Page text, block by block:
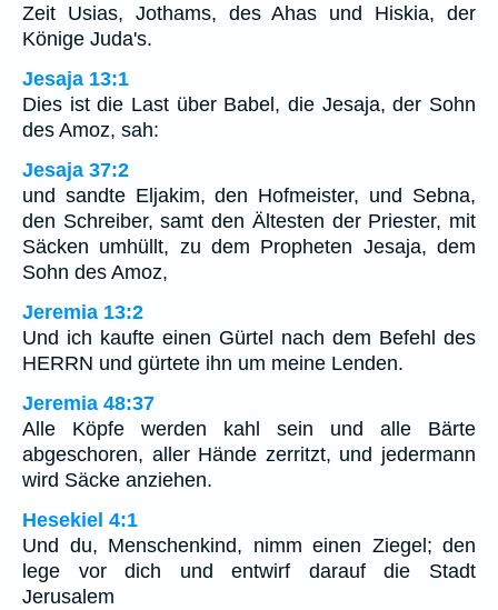
Zeit Usias, Jothams, des Ahas und Hiskia, der
Könige Juda's.
Jesaja 13:1
Dies ist die Last über Babel, die Jesaja, der Sohn
des Amoz, sah:
Jesaja 37:2
und sandte Eljakim, den Hofmeister, und Sebna,
den Schreiber, samt den Ältesten der Priester, mit
Säcken umhüllt, zu dem Propheten Jesaja, dem
Sohn des Amoz,
Jeremia 13:2
Und ich kaufte einen Gürtel nach dem Befehl des
HERRN und gürtete ihn um meine Lenden.
Jeremia 48:37
Alle Köpfe werden kahl sein und alle Bärte
abgeschoren, aller Hände zerritzt, und jedermann
wird Säcke anziehen.
Hesekiel 4:1
Und du, Menschenkind, nimm einen Ziegel; den
lege vor dich und entwirf darauf die Stadt
Jerusalem